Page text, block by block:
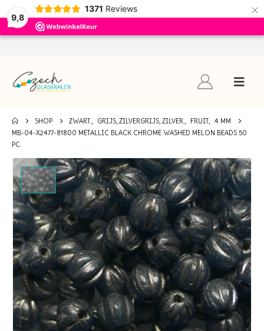
9,8
1371 Reviews ×
SHOP ZWART., GRIJS, ZILVERGRIJS, ZILVER., FRUIT, 4 MM
MB-04-X2477-81800 METALLIC BLACK CHROME WASHED MELON BEADS 50
PC.